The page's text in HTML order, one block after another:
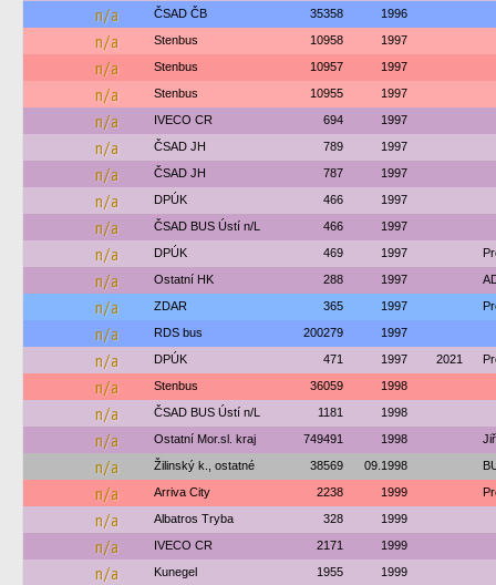
n/a ČSAD ČB 35358 1996
n/a Stenbus 10958 1997
n/a Stenbus 10957 1997
n/a Stenbus 10955 1997
n/a IVECO CR 694 1997
n/a ČSAD JH 789 1997
n/a ČSAD JH 787 1997
n/a DPÚK 466 1997
n/a ČSAD BUS Ústí n/L 466 1997
n/a DPÚK 469 1997
n/a Ostatní HK 288 1997
n/a ZDAR 365 1997
n/a RDS bus 200279 1997
n/a DPÚK 471 1997 2021
n/a Stenbus 36059 1998
n/a ČSAD BUS Ústí n/L 1181 1998
n/a Ostatní Mor.sl. kraj 749491 1998
n/a Žilinský k., ostatné 38569 09.1998
n/a Arriva City 2238 1999
n/a Albatros Tryba 328 1999
n/a IVECO CR 2171 1999
n/a Kunegel 1955 1999